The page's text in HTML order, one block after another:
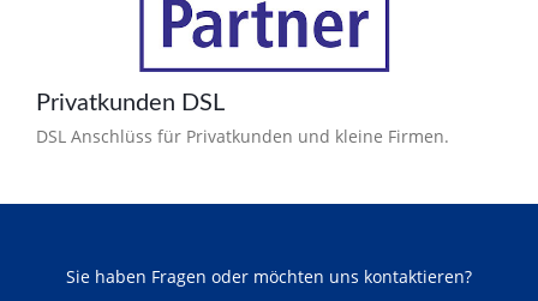
Privatkunden DSL
DSL Anschlüss für Privatkunden und kleine Firmen.
Sie haben Fragen oder möchten uns kontaktieren?